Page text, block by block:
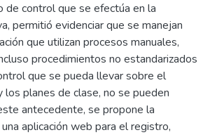
de control que se efectúa en la
permitió evidenciar que se manejan
que utilizan procesos manuales,
procedimientos no estandarizados
que se pueda llevar sobre el
los planes de clase, no se pueden
antecedente, se propone la
aplicación web para el registro,